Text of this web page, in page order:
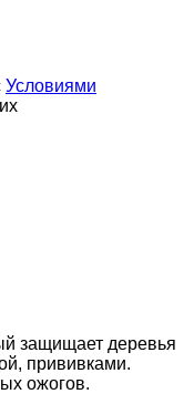
Условиями
защищает деревья
прививками.
ожогов.